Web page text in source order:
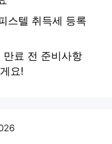
스텔 취득세 등록
료 전 준비사항
요!